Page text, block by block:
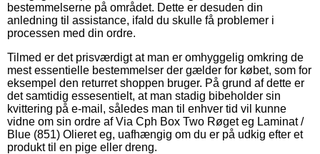
bestemmelserne på området. Dette er desuden din
anledning til assistance, ifald du skulle få problemer i
processen med din ordre.
Tilmed er det prisværdigt at man er omhyggelig omkring de
mest essentielle bestemmelser der gælder for købet, som for
eksempel den returret shoppen bruger. På grund af dette er
det samtidig essesentielt, at man stadig bibeholder sin
kvittering på e-mail, således man til enhver tid vil kunne
vidne om sin ordre af Via Cph Box Two Røget eg Laminat /
Blue (851) Olieret eg, uafhængig om du er på udkig efter et
produkt til en pige eller dreng.